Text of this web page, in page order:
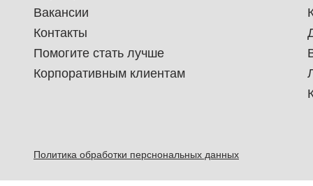
Вакансии
Контакты
Помогите стать лучше
Корпоративным клиентам
Политика обработки перснональных данных